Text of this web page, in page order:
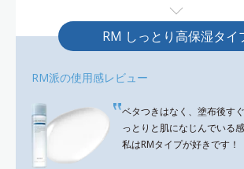
RM しっとり高保湿タイ
RM派の使用感レビュー
ベタつきはなく、塗布後す
っとりと肌になじんでいる
私はRMタイプが好きです！